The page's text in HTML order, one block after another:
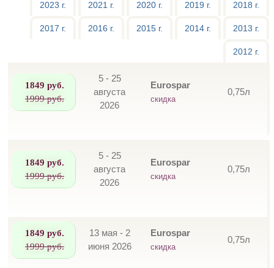
2023 г. 2021 г. 2020 г. 2019 г. 2018 г.
2017 г. 2016 г. 2015 г. 2014 г. 2013 г.
2012 г.
1849 руб.
1999 руб.
5 - 25
августа
2026
Eurospar
скидка
0,75л
1849 руб.
1999 руб.
5 - 25
августа
2026
Eurospar
скидка
0,75л
1849 руб.
1999 руб.
13 мая - 2
июня 2026
Eurospar
скидка
0,75л